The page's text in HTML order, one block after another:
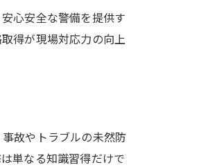
心安全な警備を提供す
得が現場対応力の向上
故やトラブルの未然防
単なる知識習得だけで